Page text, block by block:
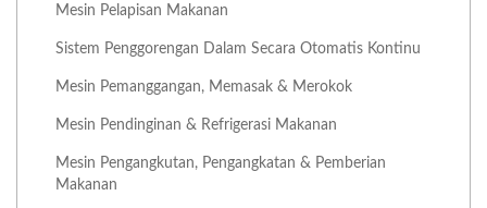
Mesin Pelapisan Makanan
Sistem Penggorengan Dalam Secara Otomatis Kontinu
Mesin Pemanggangan, Memasak & Merokok
Mesin Pendinginan & Refrigerasi Makanan
Mesin Pengangkutan, Pengangkatan & Pemberian
Makanan